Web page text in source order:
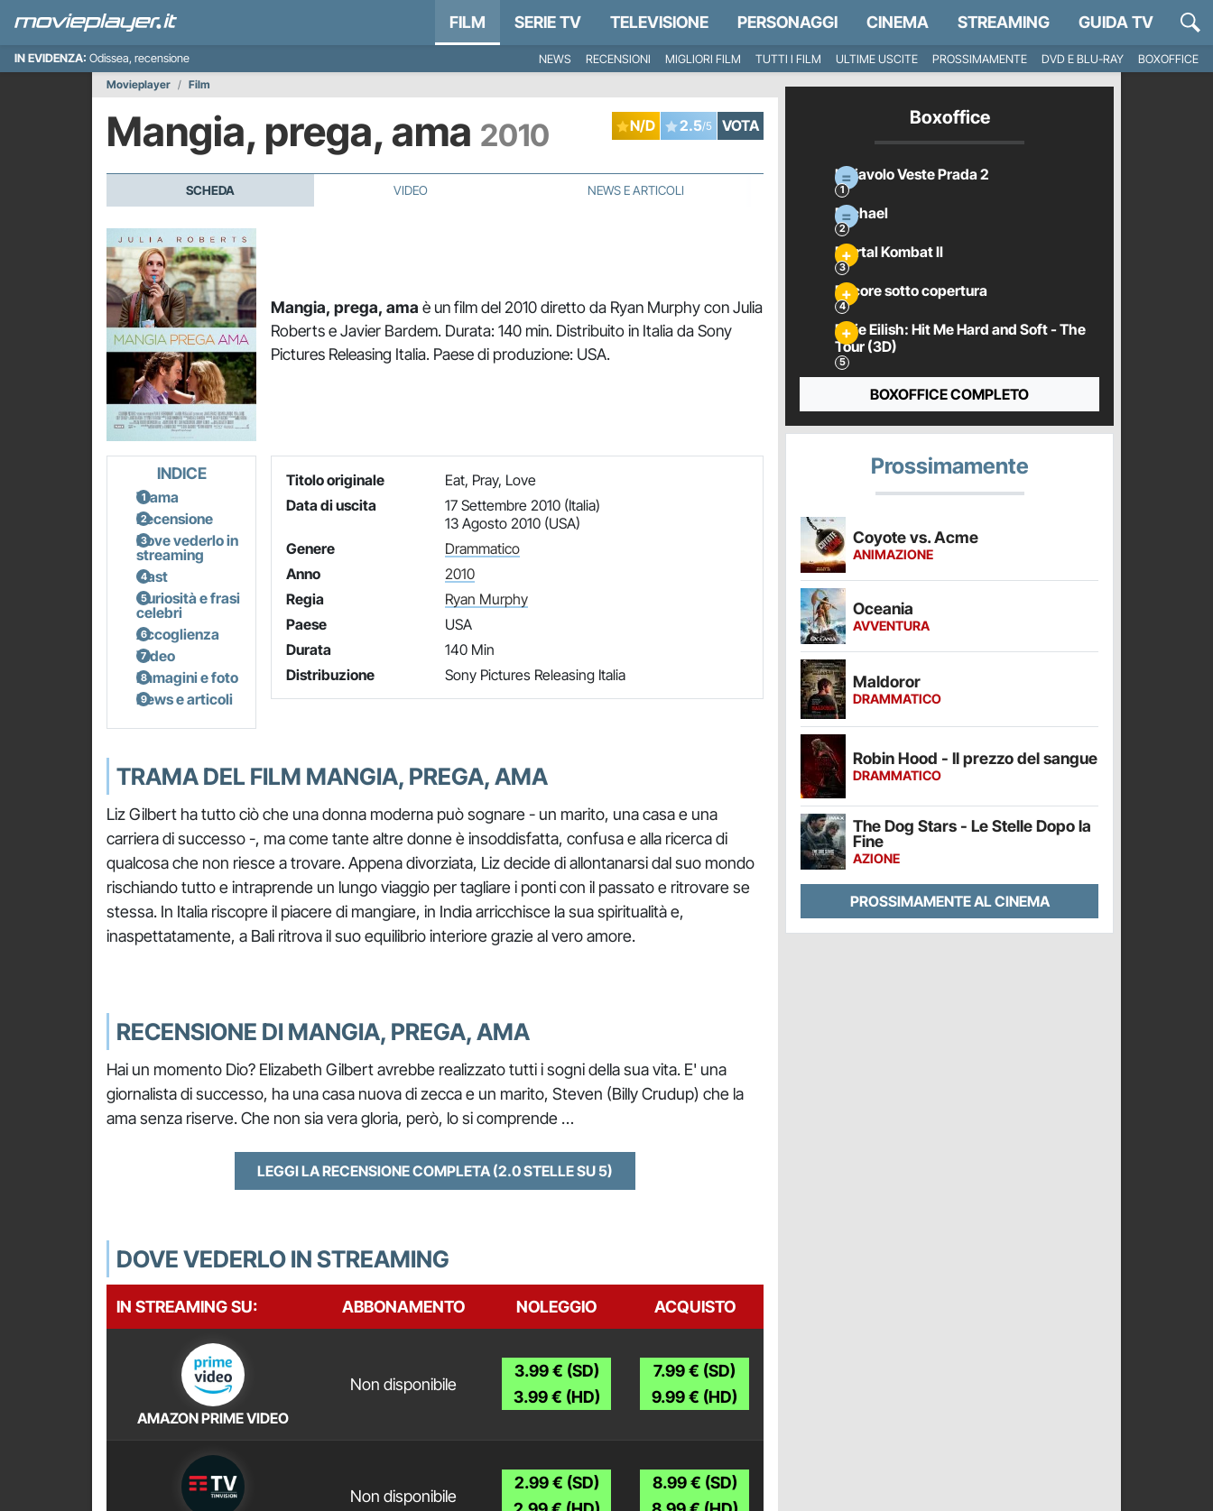
FILM SERIE TV TELEVISIONE PERSONAGGI CINEMA STREAMING GUIDA TV
IN EVIDENZA: Odissea, recensione NEWS RECENSIONI MIGLIORI FILM TUTTI I FILM ULTIME USCITE PROSSIMAMENTE DVD E BLU-RAY
BOXOFFICE
Movieplayer
Film
Mangia, prega, ama 2010 N/D 2.5/5 VOTA
SCHEDA VIDEO NEWS E ARTICOLI
Mangia, prega, ama è un film del 2010 diretto da Ryan Murphy con Julia
Roberts e Javier Bardem. Durata: 140 min. Distribuito in Italia da Sony
Pictures Releasing Italia. Paese di produzione: USA.
INDICE
Trama
Recensione
Dove vederlo in
streaming
Cast
Curiosità e frasi
celebri
Accoglienza
Video
Immagini e foto
News e articoli
Titolo originale
Eat, Pray, Love
Data di uscita
17 Settembre 2010 (Italia)
13 Agosto 2010 (USA)
Genere
Drammatico
Anno
2010
Regia
Ryan Murphy
Paese
USA
Durata
140 Min
Distribuzione
Sony Pictures Releasing Italia
TRAMA DEL FILM MANGIA, PREGA, AMA
Liz Gilbert ha tutto ciò che una donna moderna può sognare - un marito, una casa e una
carriera di successo -, ma come tante altre donne è insoddisfatta, confusa e alla ricerca di
qualcosa che non riesce a trovare. Appena divorziata, Liz decide di allontanarsi dal suo mondo
rischiando tutto e intraprende un lungo viaggio per tagliare i ponti con il passato e ritrovare se
stessa. In Italia riscopre il piacere di mangiare, in India arricchisce la sua spiritualità e,
inaspettatamente, a Bali ritrova il suo equilibrio interiore grazie al vero amore.
RECENSIONE DI MANGIA, PREGA, AMA
Hai un momento Dio? Elizabeth Gilbert avrebbe realizzato tutti i sogni della sua vita. E' una
giornalista di successo, ha una casa nuova di zecca e un marito, Steven (Billy Crudup) che la
ama senza riserve. Che non sia vera gloria, però, lo si comprende …
LEGGI LA RECENSIONE COMPLETA(2.0 STELLE SU 5)
DOVE VEDERLO IN STREAMING
IN STREAMING SU: ABBONAMENTO NOLEGGIO ACQUISTO
AMAZON PRIME VIDEO
Non disponibile
3.99 € (SD)
3.99 € (HD)
7.99 € (SD)
9.99 € (HD)
Non disponibile
2.99 € (SD)
8.99 € (SD)
Boxoffice
Il Diavolo Veste Prada 2
Michael
Mortal Kombat II
Pecore sotto copertura
Billie Eilish: Hit Me Hard and Soft - The
Tour (3D)
BOXOFFICE COMPLETO
Prossimamente
Coyote vs. Acme
ANIMAZIONE
Oceania
AVVENTURA
Maldoror
DRAMMATICO
Robin Hood - Il prezzo del sangue
DRAMMATICO
The Dog Stars - Le Stelle Dopo la
Fine
AZIONE
PROSSIMAMENTE AL CINEMA